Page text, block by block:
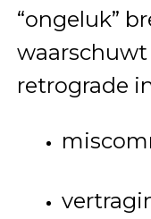
“ongeluk”
retrograde